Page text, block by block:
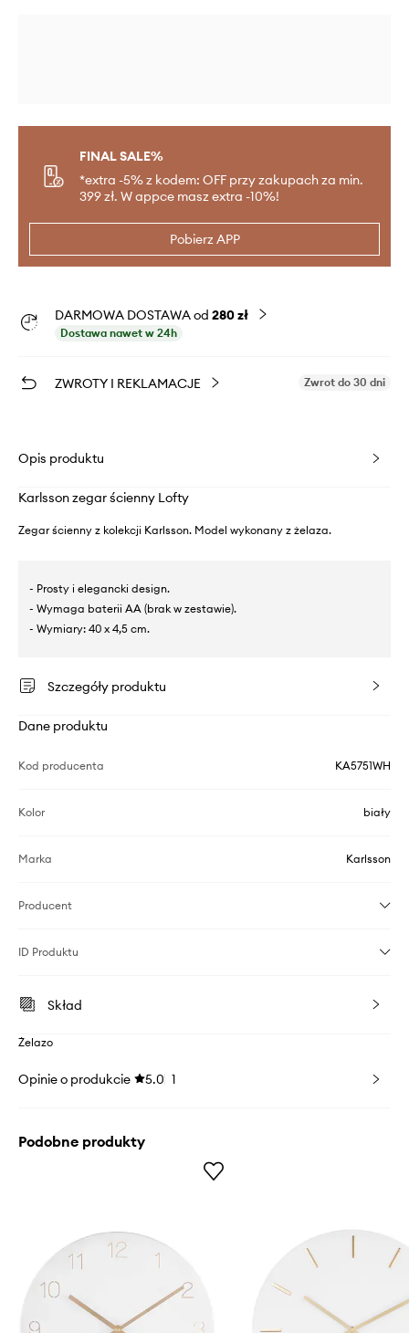
FINAL SALE%
*extra -5% z kodem: OFF przy zakupach za min.
399 zł. W appce masz extra -10%!
Pobierz APP
DARMOWA DOSTAWA od 280 zł
Dostawa nawet w 24h
ZWROTY I REKLAMACJE Zwrot do 30 dni
Opis produktu
Karlsson zegar ścienny Lofty
Zegar ścienny z kolekcji Karlsson. Model wykonany z żelaza.
- Prosty i elegancki design.
- Wymaga baterii AA (brak w zestawie).
- Wymiary: 40 x 4,5 cm.
Szczegóły produktu
Dane produktu
Kod producenta KA5751WH
Kolor biały
Marka Karlsson
Producent
ID Produktu
Skład
Żelazo
Opinie o produkcie 5.0 1
Podobne produkty